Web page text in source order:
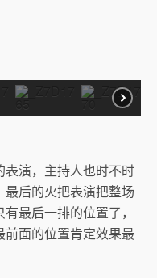
演，主持人也时不时
后的火把表演把整场
最后一排的位置了，
面的位置肯定效果最